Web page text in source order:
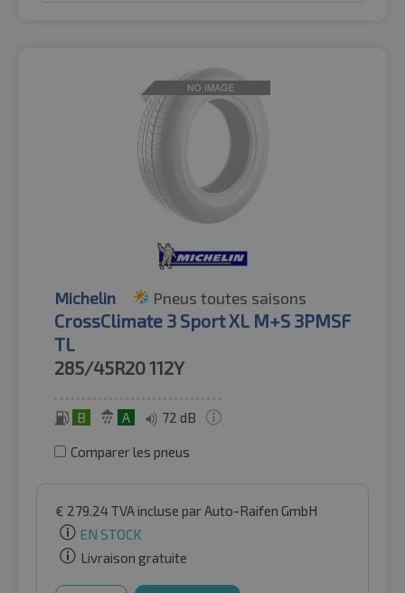
Michelin Pneus toutes saisons
CrossClimate 3 Sport XL M+S 3PMSF
TL
285/45R20112Y
B A 72 dB
Comparer les pneus
€ 279.24TVA incluse par Auto-Raifen GmbH
EN STOCK
Livraison gratuite